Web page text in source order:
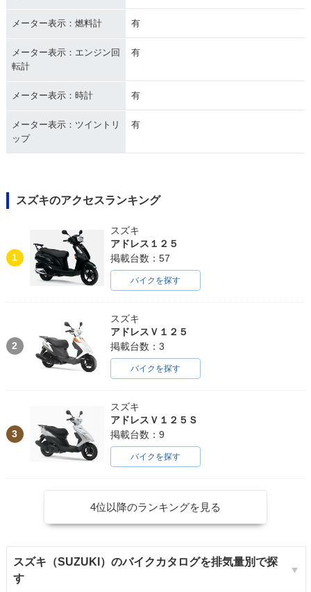
メーター表示：燃料計 有
メーター表示：エンジン回
転計
有
メーター表示：時計 有
メーター表示：ツイントリ
ップ
有
スズキのアクセスランキング
1
スズキ
アドレス１２５
掲載台数：57
バイクを探す
2
スズキ
アドレスＶ１２５
掲載台数：3
バイクを探す
3
スズキ
アドレスＶ１２５Ｓ
掲載台数：9
バイクを探す
4位以降のランキングを見る
スズキ（SUZUKI）のバイクカタログを排気量別で探
す